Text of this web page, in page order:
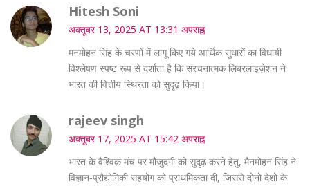
Hitesh Soni
अक्तूबर 13, 2025 AT 13:31 अपराह्न
मनमोहन सिंह के चरणों में लागू किए गये आर्थिक सुधारों का विधायी
विश्लेषण स्पष्ट रूप से दर्शाता है कि संरचनात्मक लिबरलाइज़ेशन ने
भारत की वित्तीय स्थिरता को सुदृढ़ किया।
rajeev singh
अक्तूबर 17, 2025 AT 15:42 अपराह्न
भारत के वैश्विक मंच पर मौजुदगी को सुदृढ़ करने हेतु, मैनमोहन सिंह ने
विज्ञान‑प्रौद्योगिकी सहयोग को प्राथमिकता दी, जिससे दोनो देशों के